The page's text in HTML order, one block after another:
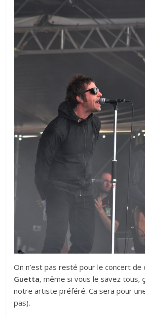
On n’est pas resté pour le concert de
Guetta, même si vous le savez tous,
notre artiste préféré. Ca sera pour
pas).